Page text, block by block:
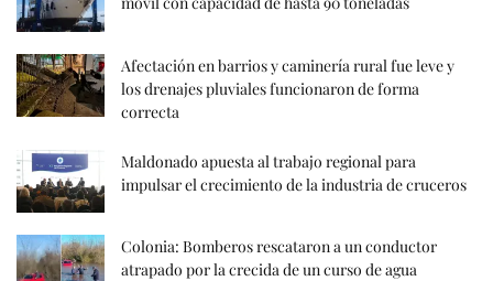
Afectación en barrios y caminería rural fue leve y
los drenajes pluviales funcionaron de forma
correcta
Maldonado apuesta al trabajo regional para
impulsar el crecimiento de la industria de cruceros
Colonia: Bomberos rescataron a un conductor
atrapado por la crecida de un curso de agua